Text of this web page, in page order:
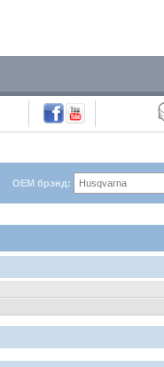
OEM брэнд: